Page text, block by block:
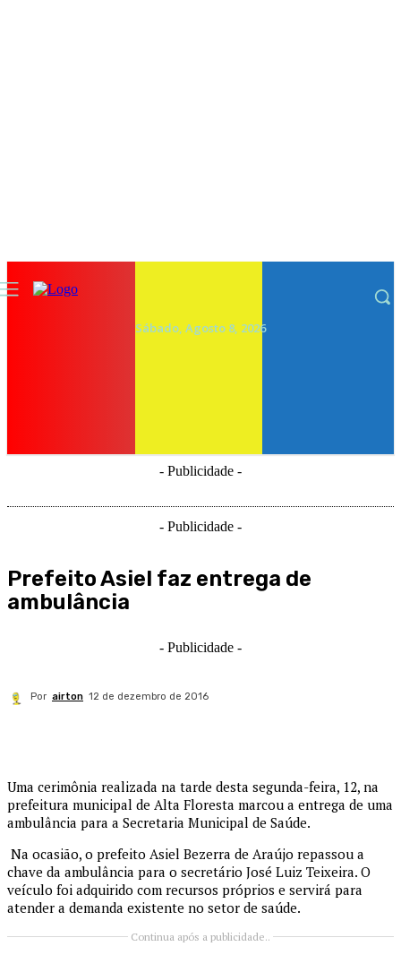
Sábado, Agosto 8, 2026
- Publicidade -
- Publicidade -
Prefeito Asiel faz entrega de
ambulância
- Publicidade -
Por airton 12 de dezembro de 2016
Uma cerimônia realizada na tarde desta segunda-feira, 12, na
prefeitura municipal de Alta Floresta marcou a entrega de uma
ambulância para a Secretaria Municipal de Saúde.
Na ocasião, o prefeito Asiel Bezerra de Araújo repassou a
chave da ambulância para o secretário José Luiz Teixeira. O
veículo foi adquirido com recursos próprios e servirá para
atender a demanda existente no setor de saúde.
Continua após a publicidade..